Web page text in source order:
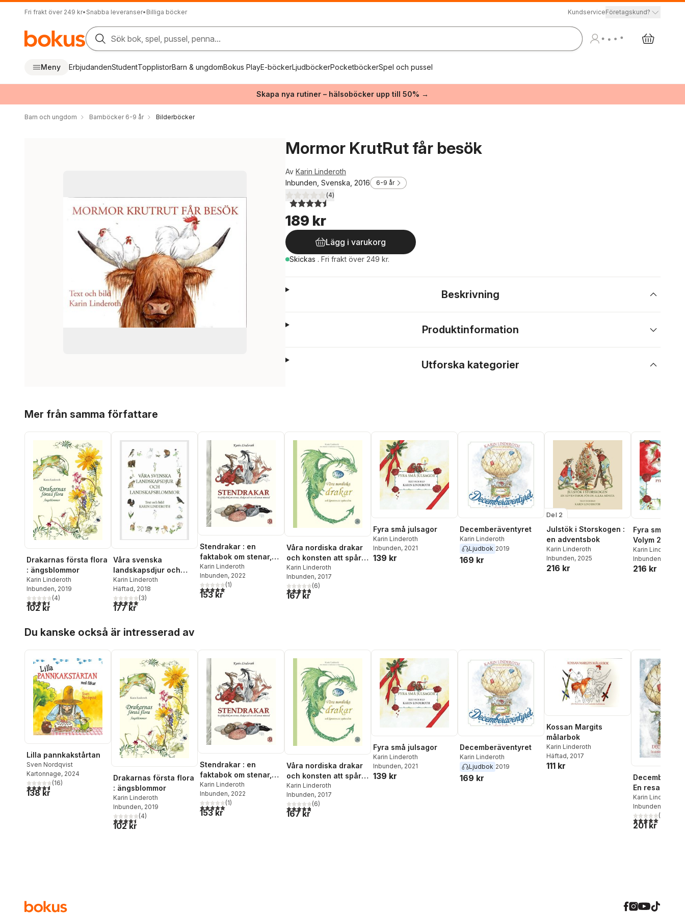
Fri frakt över 249 kr• Snabba leveranser• Billiga böcker KundserviceFöretagskund?
Sök bok, spel, pussel, penna...
Meny ErbjudandenStudentTopplistorBarn & ungdomBokus PlayE-böckerLjudböckerPocketböckerSpel och pussel
Skapa nya rutiner – hälsoböcker upp till 50% →
Barn och ungdom Barnböcker 6-9 år Bilderböcker
Mormor KrutRut får besök
Av Karin Linderoth
Inbunden, Svenska, 2016
6-9 år
4,5utav 5 stjärnor. Totalt antal röster:
(4)
189 kr
Lägg i varukorg
Skickas . Fri frakt över 249 kr.
Beskrivning
Produktinformation
Utforska kategorier
Mer från samma författare
Drakarnas första flora
: ängsblommor
Karin Linderoth
Inbunden, 2019
4,5utav 5 stjärnor. Totalt antal röster:
(4)
102 kr
Våra svenska
landskapsdjur och
landskapsblommor
Karin Linderoth
Häftad, 2018
5,0utav 5 stjärnor. Totalt antal röster:
(3)
177 kr
Stendrakar : en
faktabok om stenar,
drakar och ett och
annan mineral
Karin Linderoth
Inbunden, 2022
5,0utav 5 stjärnor. Totalt antal röster:
(1)
153 kr
Våra nordiska drakar
och konsten att spåra
dem : efter fältstudier
av drakforskare sir
Adrian Dratt
Karin Linderoth
Inbunden, 2017
4,8utav 5 stjärnor. Totalt antal röster:
(6)
167 kr
Fyra små julsagor
Karin Linderoth
Inbunden, 2021
139 kr
Decemberäventyret
Karin Linderoth
Ljudbok 2019
169 kr
Del 2
Julstök i Storskogen :
en adventsbok
Karin Linderoth
Inbunden, 2025
216 kr
Fyra små
Volym 2.
Karin Linderoth
Inbunden
216 kr
Du kanske också är intresserad av
Lilla pannkakstårtan
Sven Nordqvist
Kartonnage, 2024
4,6utav 5 stjärnor. Totalt antal röster:
(16)
138 kr
Drakarnas första flora
: ängsblommor
Karin Linderoth
Inbunden, 2019
4,5utav 5 stjärnor. Totalt antal röster:
(4)
102 kr
Stendrakar : en
faktabok om stenar,
drakar och ett och
annan mineral
Karin Linderoth
Inbunden, 2022
5,0utav 5 stjärnor. Totalt antal röster:
(1)
153 kr
Våra nordiska drakar
och konsten att spåra
dem : efter fältstudier
av drakforskare sir
Adrian Dratt
Karin Linderoth
Inbunden, 2017
4,8utav 5 stjärnor. Totalt antal röster:
(6)
167 kr
Fyra små julsagor
Karin Linderoth
Inbunden, 2021
139 kr
Decemberäventyret
Karin Linderoth
Ljudbok 2019
169 kr
Kossan Margits
målarbok
Karin Linderoth
Häftad, 2017
111 kr
En resa
Sveriges alla
Karin Linderoth
Inbunden
5,0utav 5(
201 kr